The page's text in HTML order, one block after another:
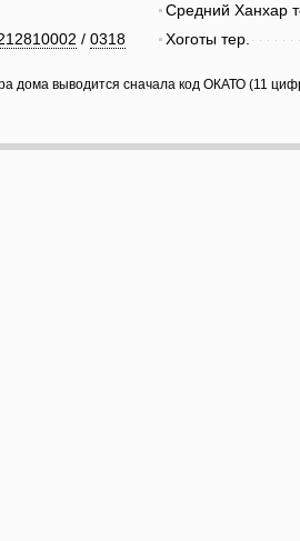
/ 0318
Средний Ханхар
Хоготы тер.
дома выводится сначала код ОКАТО (11